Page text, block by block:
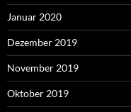
Januar 2020
Dezember 2019
November 2019
Oktober 2019